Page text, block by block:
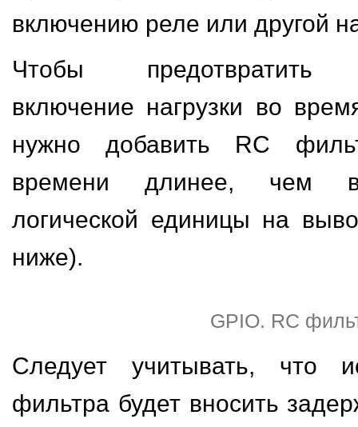
включению реле или другой
Чтобы предотвратить
включение нагрузки во
нужно добавить RC
времени длинее, чем
логической единицы на
ниже).
GPIO. RC
Следует учитывать, что
фильтра будет вносить